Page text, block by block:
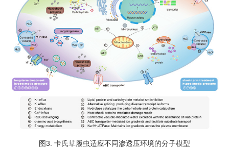
图3. 卡氏草履虫适应不同渗透压环境的分子模型